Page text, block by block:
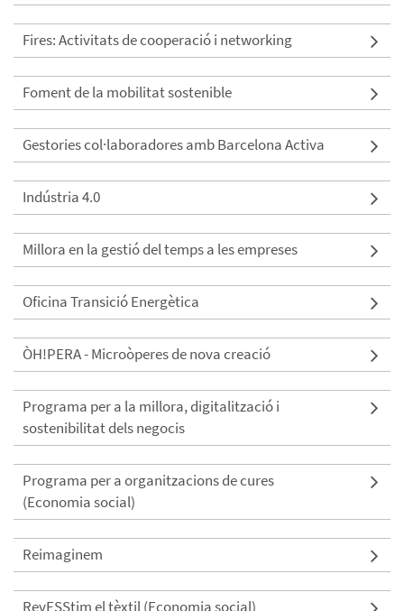
Fires: Activitats de cooperació i networking
Foment de la mobilitat sostenible
Gestories col·laboradores amb Barcelona Activa
Indústria 4.0
Millora en la gestió del temps a les empreses
Oficina Transició Energètica
ÒH!PERA - Microòperes de nova creació
Programa per a la millora, digitalització i
sostenibilitat dels negocis
Programa per a organitzacions de cures
(Economia social)
Reimaginem
RevESStim el tèxtil (Economia social)